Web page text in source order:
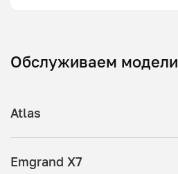
Обслуживаем модели
Atlas
Emgrand X7